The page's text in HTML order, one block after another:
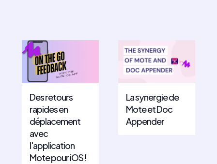
Des retours
rapides en
déplacement
avec
l'application
Mote pour iOS !
La synergie de
Mote et Doc
Appender